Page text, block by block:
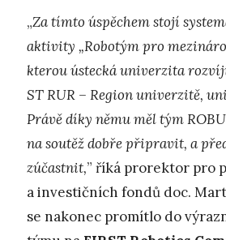
„Za tímto úspěchem stojí
aktivity „Robotým pro
kterou ústecká univerzita
ST RUR – Region univerzitě,
Právě díky němu měl tým
na soutěž dobře připravit, a
zúčastnit,” říká prorektor pro
a investičních fondů doc.
se nakonec promítlo do